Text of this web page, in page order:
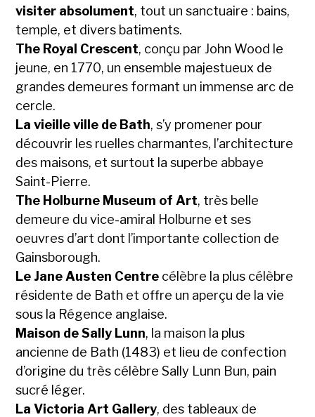
visiter absolument, tout un sanctuaire : bains,
temple, et divers batiments.
The Royal Crescent, conçu par John Wood le
jeune, en 1770, un ensemble majestueux de
grandes demeures formant un immense arc de
cercle.
La vieille ville de Bath, s’y promener pour
découvrir les ruelles charmantes, l’architecture
des maisons, et surtout la superbe abbaye
Saint-Pierre.
The Holburne Museum of Art, très belle
demeure du vice-amiral Holburne et ses
oeuvres d’art dont l’importante collection de
Gainsborough.
Le Jane Austen Centre célèbre la plus célèbre
résidente de Bath et offre un aperçu de la vie
sous la Régence anglaise.
Maison de Sally Lunn, la maison la plus
ancienne de Bath (1483) et lieu de confection
d’origine du très célèbre Sally Lunn Bun, pain
sucré léger.
La Victoria Art Gallery, des tableaux de